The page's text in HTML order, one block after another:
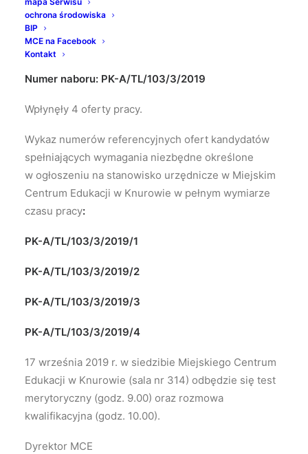
ochrona środowiska
BIP
MCE na Facebook
Kontakt
Numer naboru: PK-A/TL/103/3/2019
Wpłynęły 4 oferty pracy.
Wykaz numerów referencyjnych ofert kandydatów
spełniających wymagania niezbędne określone
w ogłoszeniu na stanowisko urzędnicze w Miejskim
Centrum Edukacji w Knurowie w pełnym wymiarze
czasu pracy:
PK-A/TL/103/3/2019/1
PK-A/TL/103/3/2019/2
PK-A/TL/103/3/2019/3
PK-A/TL/103/3/2019/4
17 września 2019 r. w siedzibie Miejskiego Centrum
Edukacji w Knurowie (sala nr 314) odbędzie się test
merytoryczny (godz. 9.00) oraz rozmowa
kwalifikacyjna (godz. 10.00).
Dyrektor MCE